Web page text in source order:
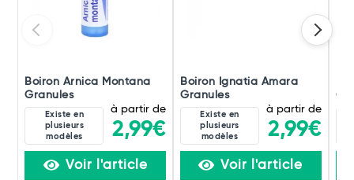
Boiron Arnica Montana
Granules
Existe en
plusieurs
modèles
à partir de
2,99€
Voir l'article
Boiron Ignatia Amara
Granules
Existe en
plusieurs
modèles
à partir de
2,99€
Voir l'article